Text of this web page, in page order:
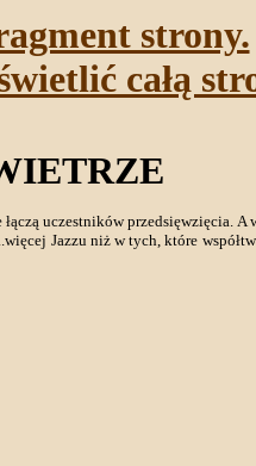
strony.
całą
uczestników przedsięwzięcia.
Jazzu niż w tych, które